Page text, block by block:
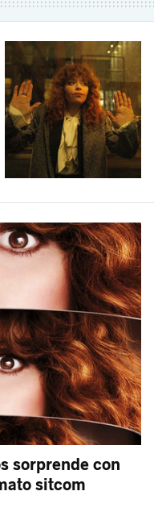
sorprende con
sitcom